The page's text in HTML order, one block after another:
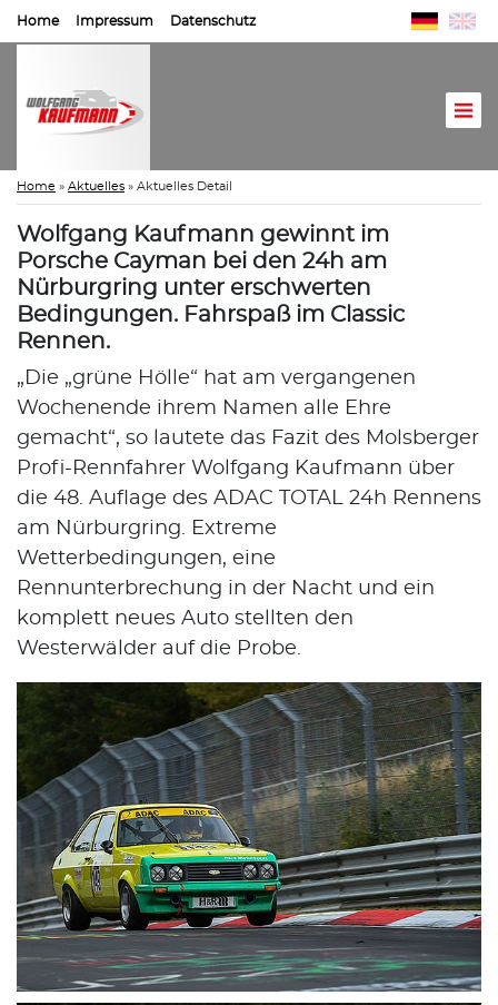
Home Impressum Datenschutz
Home » Aktuelles » Aktuelles Detail
Wolfgang Kaufmann gewinnt im
Porsche Cayman bei den 24h am
Nürburgring unter erschwerten
Bedingungen. Fahrspaß im Classic
Rennen.
„Die „grüne Hölle“ hat am vergangenen
Wochenende ihrem Namen alle Ehre
gemacht“, so lautete das Fazit des Molsberger
Profi-Rennfahrer Wolfgang Kaufmann über
die 48. Auflage des ADAC TOTAL 24h Rennens
am Nürburgring. Extreme
Wetterbedingungen, eine
Rennunterbrechung in der Nacht und ein
komplett neues Auto stellten den
Westerwälder auf die Probe.